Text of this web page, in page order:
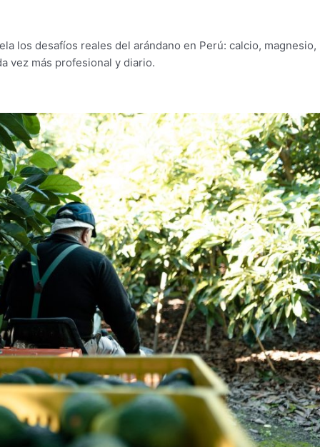
los desafíos reales del arándano en Perú: calcio, magnesio,
vez más profesional y diario.